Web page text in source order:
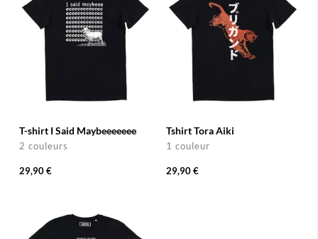
T-shirt I Said Maybeeeeeee
2 couleurs
29,90 €
Tshirt Tora Aiki
1 couleur
29,90 €